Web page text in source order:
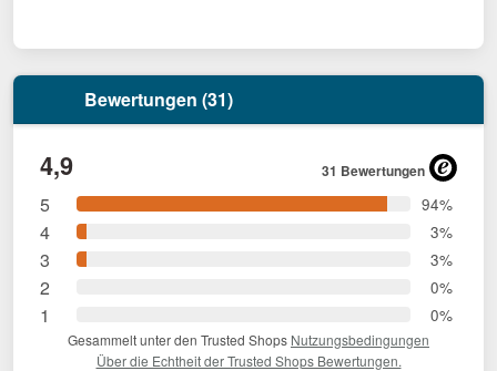
Bewertungen (31)
4,9 31 Bewertungen
5 94%
4 3%
3 3%
2 0%
1 0%
Gesammelt unter den Trusted Shops Nutzungsbedingungen
Über die Echtheit der Trusted Shops Bewertungen.